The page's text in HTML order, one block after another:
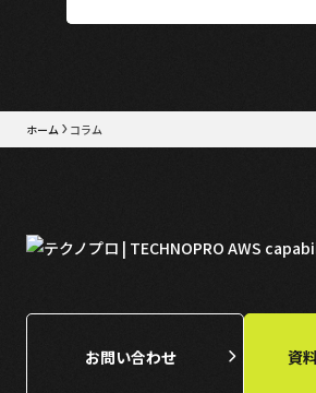
ホーム コラム
お問い合わせ 資